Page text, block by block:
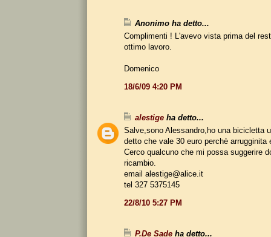
Anonimo ha detto...
Complimenti ! L'avevo vista prima del
ottimo lavoro.
Domenico
18/6/09 4:20 PM
alestige ha detto...
Salve,sono Alessandro,ho una bicicletta
detto che vale 30 euro perchè arrugginita
Cerco qualcuno che mi possa suggerire
ricambio.
email alestige@alice.it
tel 327 5375145
22/8/10 5:27 PM
P.De Sade ha detto...